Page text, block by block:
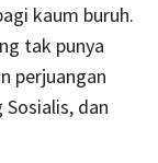
kaum buruh.
tak punya
perjuangan
dan